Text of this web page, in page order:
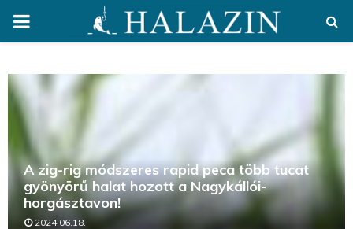
PRIMARY
A zig-rig módszeres rapid peca több tucat
gyönyörű halat hozott a Nagykállói-
horgásztavon!
2024.06.18.